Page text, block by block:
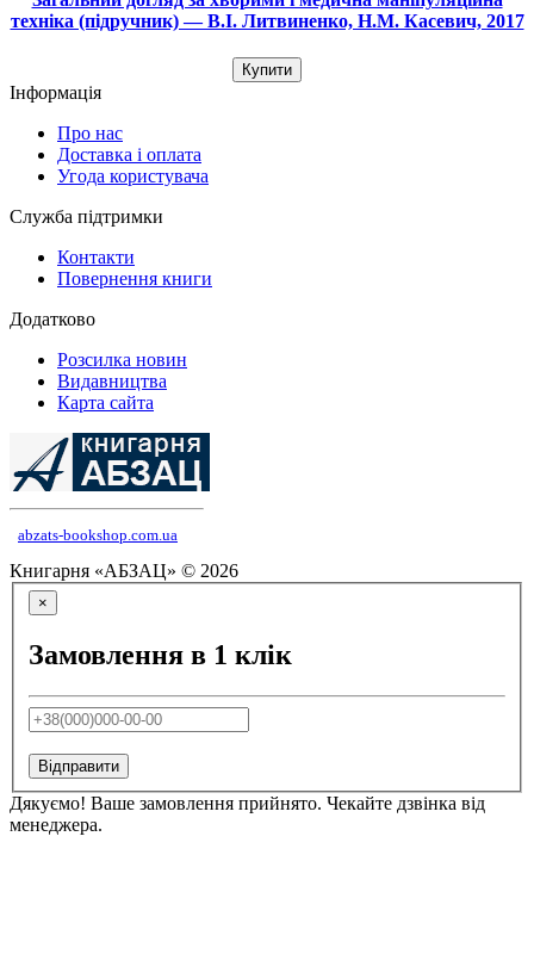
техніка (підручник) — В.І. Литвиненко, Н.М. Касевич, 2017
Купити
Інформація
Про нас
Доставка і оплата
Угода користувача
Служба підтримки
Контакти
Повернення книги
Додатково
Розсилка новин
Видавництва
Карта сайта
abzats-bookshop.com.ua
Книгарня «АБЗАЦ» © 2026
×
Замовлення в 1 клік
Відправити
Дякуємо! Ваше замовлення прийнято. Чекайте дзвінка від
менеджера.